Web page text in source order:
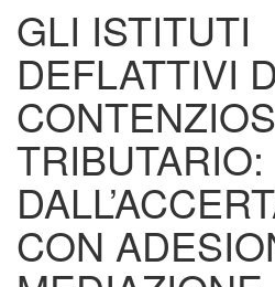
GLI ISTITUTI
DEFLATTIVI
TRIBUTARIO:
CON